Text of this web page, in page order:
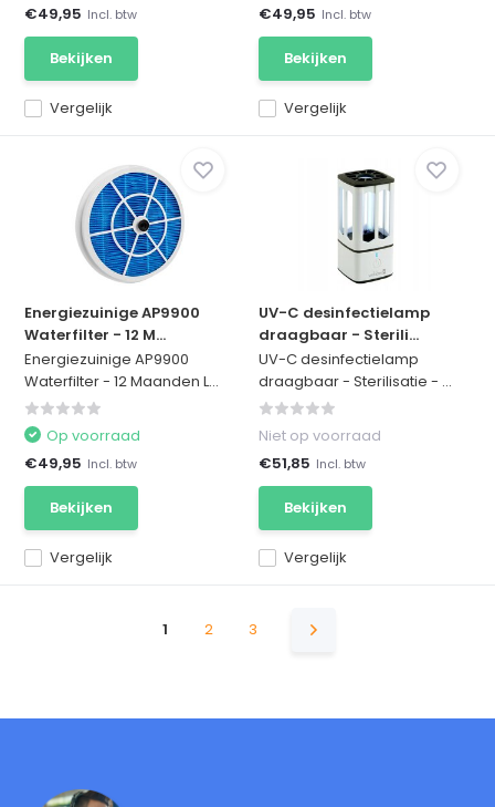
Vergelijk
€49,95 Incl. btw
Bekijken
Vergelijk
€49,95 Incl. btw
Bekijken
Energiezuinige AP9900
Waterfilter - 12 M...
Energiezuinige AP9900
Waterfilter - 12 Maanden L...
Vergelijk
Op voorraad
€49,95 Incl. btw
Bekijken
UV-C desinfectielamp
draagbaar - Sterili...
UV-C desinfectielamp
draagbaar - Sterilisatie - ...
Vergelijk
Niet op voorraad
€51,85 Incl. btw
Bekijken
1 2 3